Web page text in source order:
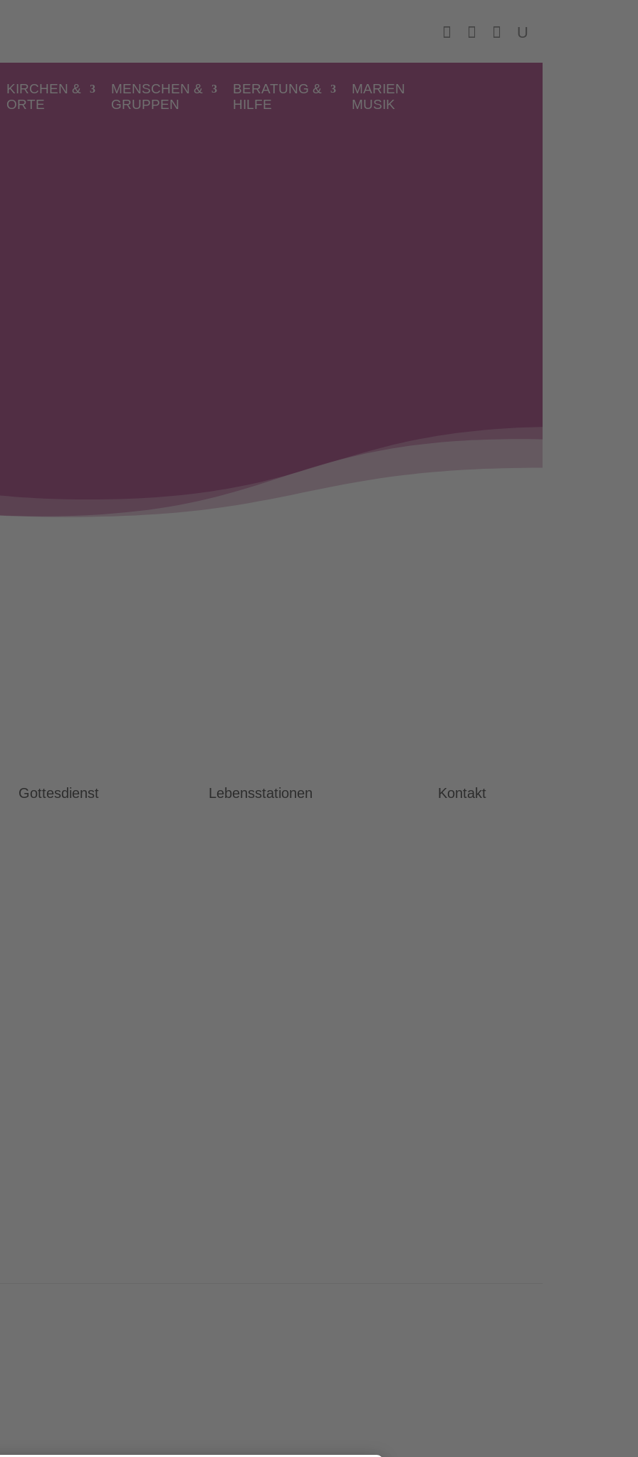
   U
KIRCHEN &
ORTE
MENSCHEN &
GRUPPEN
BERATUNG &
HILFE
MARIEN
MUSIK
Gottesdienst Lebensstationen Kontakt